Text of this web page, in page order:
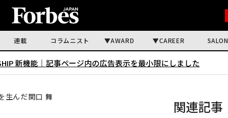
連載 コラムニスト AWARD CAREER SALON
新機能｜ 記事ページ内の広告表示を最小限にしました
生んだ関口 舞
関連記事